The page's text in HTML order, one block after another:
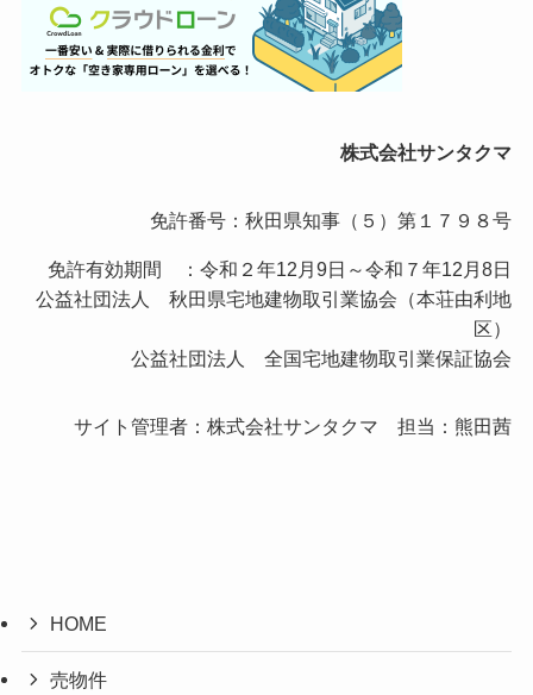
株式会社サンタクマ
免許番号：秋田県知事（５）第１７９８号
免許有効期間 ：令和２年12月9日～令和７年12月8日
公益社団法人 秋田県宅地建物取引業協会（本荘由利地
区）
公益社団法人 全国宅地建物取引業保証協会
サイト管理者：株式会社サンタクマ 担当：熊田茜
HOME
売物件